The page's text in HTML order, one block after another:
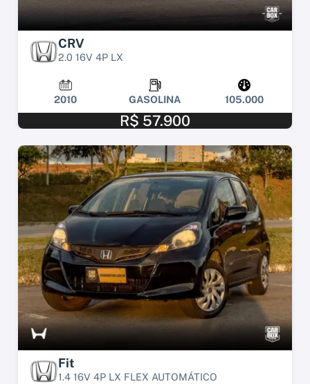
CRV
2.0 16V 4P LX
2010 GASOLINA 105.000
R$ 57.900
Fit
1.4 16V 4P LX FLEX AUTOMÁTICO